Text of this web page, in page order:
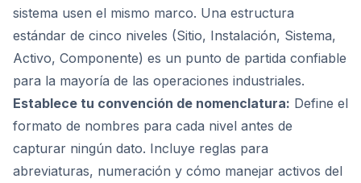
sistema usen el mismo marco. Una estructura
estándar de cinco niveles (Sitio, Instalación, Sistema,
Activo, Componente) es un punto de partida confiable
para la mayoría de las operaciones industriales.
Establece tu convención de nomenclatura: Define el
formato de nombres para cada nivel antes de
capturar ningún dato. Incluye reglas para
abreviaturas, numeración y cómo manejar activos del